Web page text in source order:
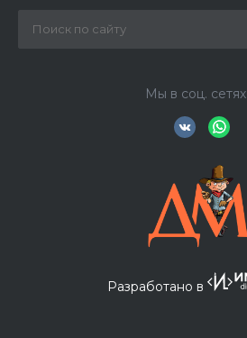
Мы в соц. сетях
Разработано в